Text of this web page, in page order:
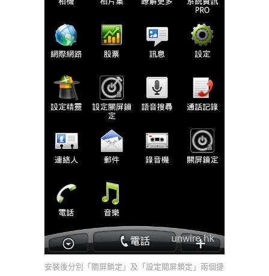
安裝後分別「關屏鎖定」及「設定關屏鎖定」兩個捷